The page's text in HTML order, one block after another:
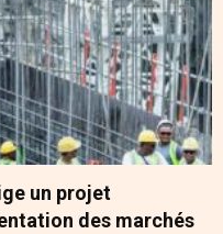
un projet
des marchés